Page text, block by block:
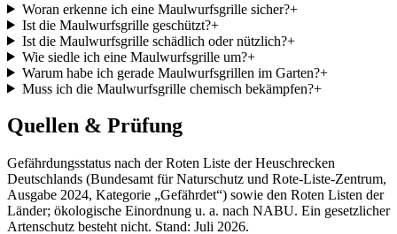
Woran erkenne ich eine Maulwurfsgrille sicher?+
Ist die Maulwurfsgrille geschützt?+
Ist die Maulwurfsgrille schädlich oder nützlich?+
Wie siedle ich eine Maulwurfsgrille um?+
Warum habe ich gerade Maulwurfsgrillen im Garten?+
Muss ich die Maulwurfsgrille chemisch bekämpfen?+
Quellen & Prüfung
Gefährdungsstatus nach der Roten Liste der Heuschrecken
Deutschlands (Bundesamt für Naturschutz und Rote-Liste-Zentrum,
Ausgabe 2024, Kategorie „Gefährdet“) sowie den Roten Listen der
Länder; ökologische Einordnung u. a. nach NABU. Ein gesetzlicher
Artenschutz besteht nicht. Stand: Juli 2026.